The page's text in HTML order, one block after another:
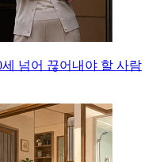
넘어 끊어내야 할 사람